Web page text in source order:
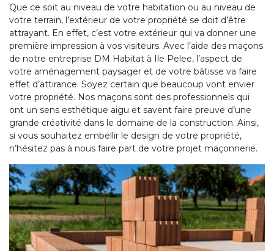
Que ce soit au niveau de votre habitation ou au niveau de
votre terrain, l’extérieur de votre propriété se doit d’être
attrayant. En effet, c’est votre extérieur qui va donner une
première impression à vos visiteurs. Avec l’aide des maçons
de notre entreprise DM Habitat à Ile Pelee, l’aspect de
votre aménagement paysager et de votre bâtisse va faire
effet d’attirance. Soyez certain que beaucoup vont envier
votre propriété. Nos maçons sont des professionnels qui
ont un sens esthétique aigu et savent faire preuve d’une
grande créativité dans le domaine de la construction. Ainsi,
si vous souhaitez embellir le design de votre propriété,
n’hésitez pas à nous faire part de votre projet maçonnerie.